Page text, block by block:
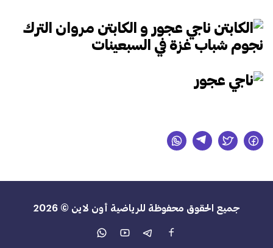
جميع الحقوق محفوظة للرياضية أون لاين © 2026